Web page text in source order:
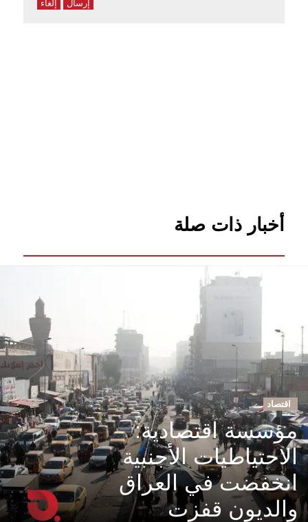
إرسال إلغاء
أخبار ذات صلة
اقتصاد
مؤسسة اقتصادية:
الاحتياطيات الأجنبية
انخفضت في العراق
والديون قفزت